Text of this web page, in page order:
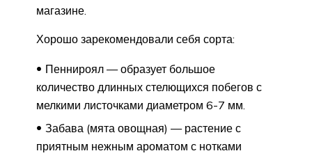
магазине.
Хорошо зарекомендовали себя сорта:
Пеннироял — образует большое
количество длинных стелющихся побегов с
мелкими листочками диаметром 6-7 мм.
Забава (мята овощная) — растение с
приятным нежным ароматом с нотками